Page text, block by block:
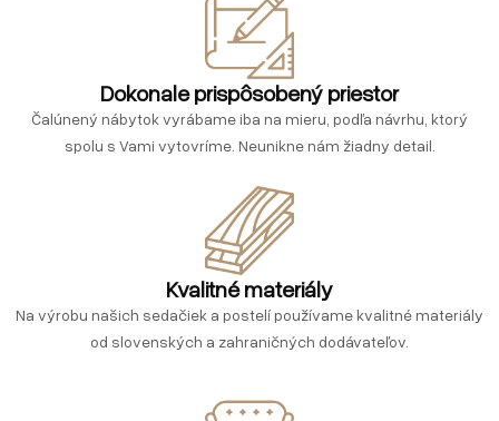
Dokonale prispôsobený priestor
Čalúnený nábytok vyrábame iba na mieru, podľa návrhu, ktorý
spolu s Vami vytovríme. Neunikne nám žiadny detail.
Kvalitné materiály
Na výrobu našich sedačiek a postelí používame kvalitné materiály
od slovenských a zahraničných dodávateľov.